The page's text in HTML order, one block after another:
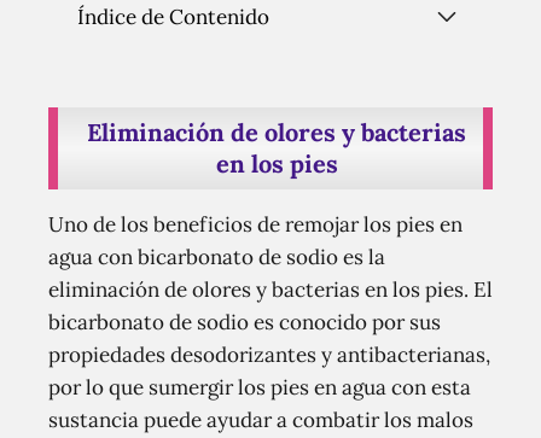
Índice de Contenido
Eliminación de olores y bacterias
en los pies
Uno de los beneficios de remojar los pies en
agua con bicarbonato de sodio es la
eliminación de olores y bacterias en los pies. El
bicarbonato de sodio es conocido por sus
propiedades desodorizantes y antibacterianas,
por lo que sumergir los pies en agua con esta
sustancia puede ayudar a combatir los malos